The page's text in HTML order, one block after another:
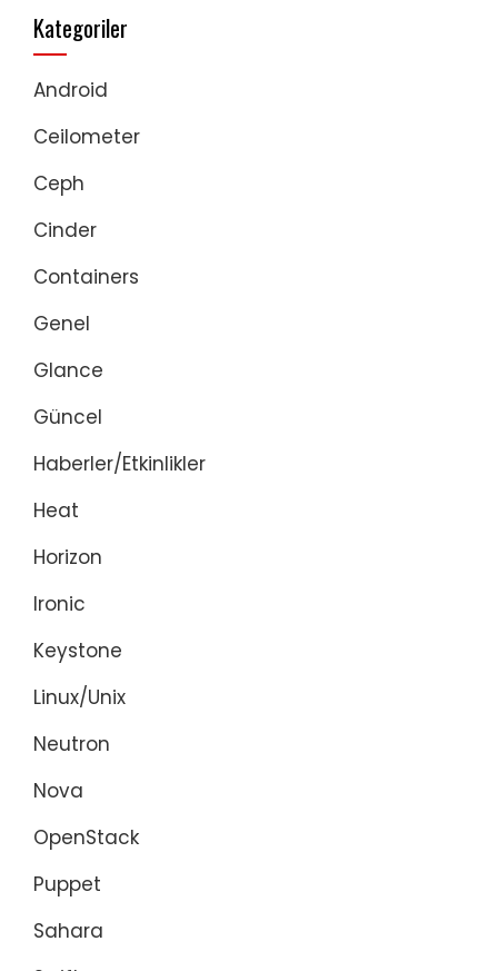
Kategoriler
Android
Ceilometer
Ceph
Cinder
Containers
Genel
Glance
Güncel
Haberler/Etkinlikler
Heat
Horizon
Ironic
Keystone
Linux/Unix
Neutron
Nova
OpenStack
Puppet
Sahara